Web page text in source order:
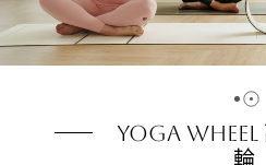
Yoga Wheel
輪